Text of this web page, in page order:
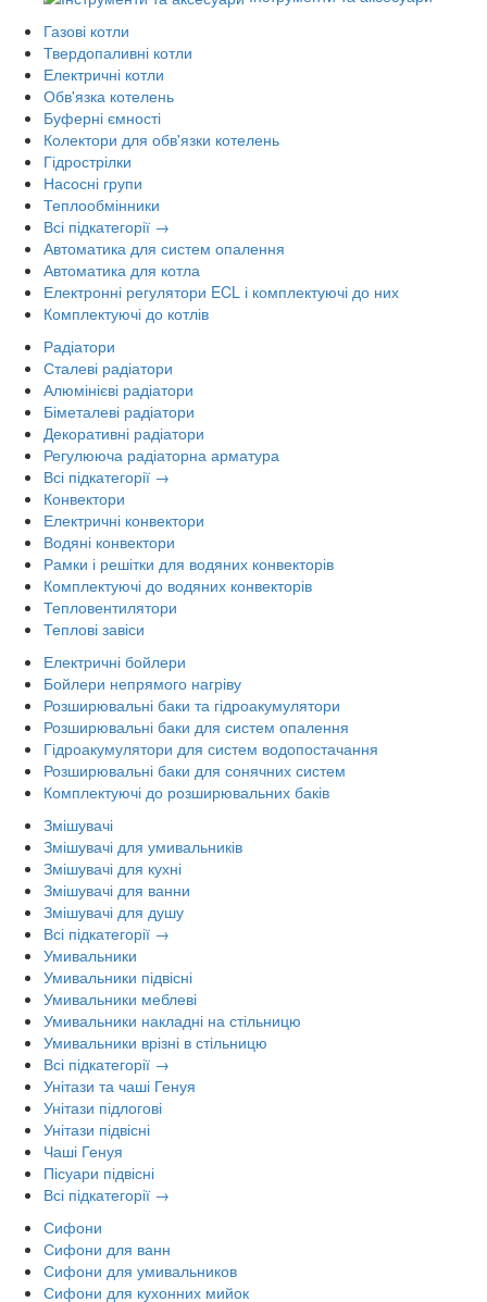
Газові котли
Твердопаливні котли
Електричні котли
Обв'язка котелень
Буферні ємності
Колектори для обв'язки котелень
Гідрострілки
Насосні групи
Теплообмінники
Всі підкатегорії →
Автоматика для систем опалення
Автоматика для котла
Електронні регулятори ECL і комплектуючі до них
Комплектуючі до котлів
Радіатори
Сталеві радіатори
Алюмінієві радіатори
Біметалеві радіатори
Декоративні радіатори
Регулююча радіаторна арматура
Всі підкатегорії →
Конвектори
Електричні конвектори
Водяні конвектори
Рамки і решітки для водяних конвекторів
Комплектуючі до водяних конвекторів
Тепловентилятори
Теплові завіси
Електричні бойлери
Бойлери непрямого нагріву
Розширювальні баки та гідроакумулятори
Розширювальні баки для систем опалення
Гідроакумулятори для систем водопостачання
Розширювальні баки для сонячних систем
Комплектуючі до розширювальних баків
Змішувачі
Змішувачі для умивальників
Змішувачі для кухні
Змішувачі для ванни
Змішувачі для душу
Всі підкатегорії →
Умивальники
Умивальники підвісні
Умивальники меблеві
Умивальники накладні на стільницю
Умивальники врізні в стільницю
Всі підкатегорії →
Унітази та чаші Генуя
Унітази підлогові
Унітази підвісні
Чаші Генуя
Пісуари підвісні
Всі підкатегорії →
Сифони
Сифони для ванн
Сифони для умивальников
Сифони для кухонних мийок